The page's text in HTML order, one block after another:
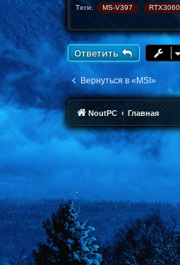
Теги: MS-V397 RTX3060
Ответить
Вернуться в «MSI»
NoutPC Главная